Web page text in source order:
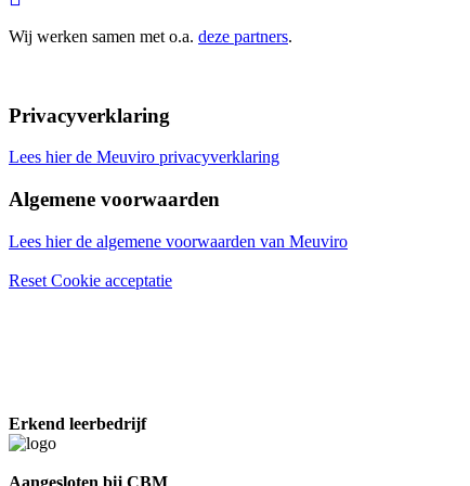
Wij werken samen met o.a. deze partners.
Privacyverklaring
Lees hier de Meuviro privacyverklaring
Algemene voorwaarden
Lees hier de algemene voorwaarden van Meuviro
Reset Cookie acceptatie
Erkend leerbedrijf
Aangesloten bij CBM